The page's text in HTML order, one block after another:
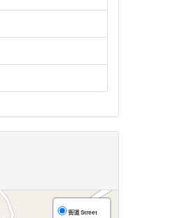
街道 Street